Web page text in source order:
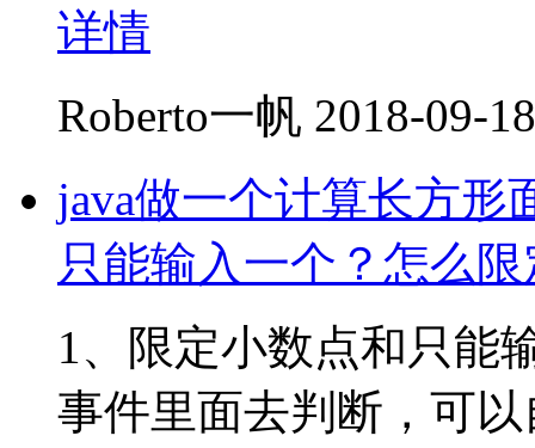
详情
Roberto一帆 2018-09-
java做一个计算长方形
只能输入一个？怎么
1、限定小数点和只能
事件里面去判断，可